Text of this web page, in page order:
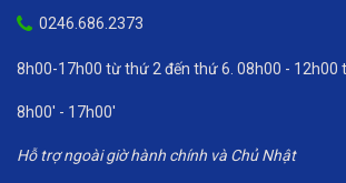
0246.686.2373
8h00-17h00 từ thứ 2 đến thứ 6. 08h00 - 12h00
8h00' - 17h00'
Hỗ trợ ngoài giờ hành chính và Chủ Nhật